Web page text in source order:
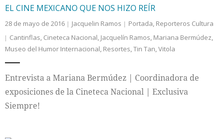
EL CINE MEXICANO QUE NOS HIZO REÍR
28 de mayo de 2016 Jacquelin Ramos Portada, Reporteros Cultura
Cantinflas, Cineteca Nacional, Jacquelín Ramos, Mariana Bermúdez,
Museo del Humor Internacional, Resortes,Tin Tan,Vitola
Entrevista a Mariana Bermúdez | Coordinadora de
exposiciones de la Cineteca Nacional | Exclusiva
Siempre!